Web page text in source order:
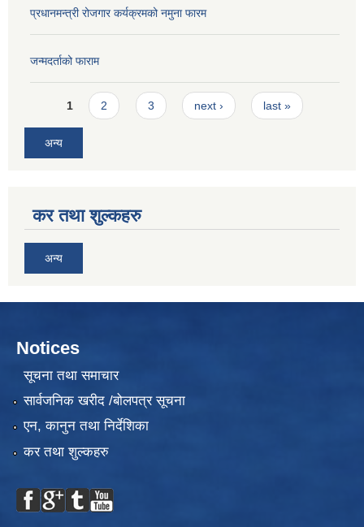
प्रधानमन्त्री रोजगार कर्यक्रमको नमुना फारम
जन्मदर्ताको फाराम
Pages
1 2 3 next › last »
अन्य
कर तथा शुल्कहरु
अन्य
Notices
सूचना तथा समाचार
सार्वजनिक खरीद /बोलपत्र सूचना
एन, कानुन तथा निर्देशिका
कर तथा शुल्कहरु